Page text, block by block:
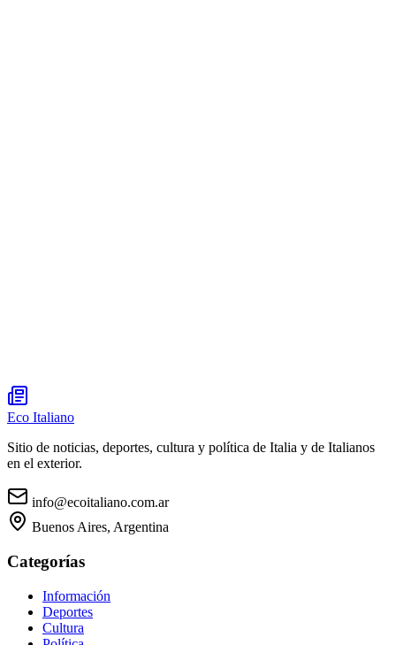
Eco Italiano
Sitio de noticias, deportes, cultura y política de Italia y de Italianos
en el exterior.
info@ecoitaliano.com.ar
Buenos Aires, Argentina
Categorías
Información
Deportes
Cultura